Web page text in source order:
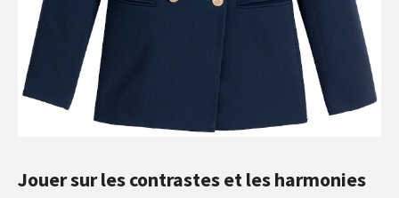
Jouer sur les contrastes et les harmonies